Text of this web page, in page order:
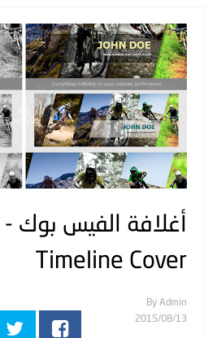
Timeline Cover
By Admin
13‏/08‏/2015